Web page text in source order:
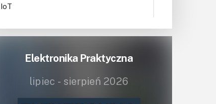
IoT
Książki
Mechatronika
Mikrokontrolery (MCV,μC)
Elektronika Praktyczna
lipiec - sierpień 2026